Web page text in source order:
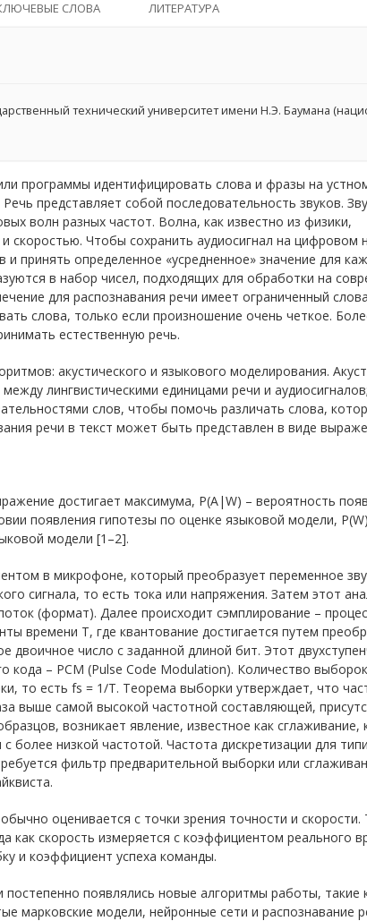
СЛОВА ЛИТЕРАТУРА
технический университет имени Н.Э. Баумана
программы идентифицировать слова и фразы на
представляет собой последовательность звуков.
волн разных частот. Волна, как известно из физики,
скоростью. Чтобы сохранить аудиосигнал на цифровом
принять определенное «усредненное» значение для
в набор чисел, подходящих для обработки на
для распознавания речи имеет ограниченный
слова, только если произношение очень четкое.
естественную речь.
акустического и языкового моделирования.
лингвистическими единицами речи и
слов, чтобы помочь различать слова,
речи в текст может быть представлен в виде
достигает максимума, P(A|W) – вероятность
появления гипотезы по оценке языковой модели,
модели [1–2].
в микрофоне, который преобразует переменное
сигнала, то есть тока или напряжения. Затем этот
(формат). Далее происходит сэмплирование –
времени T, где квантование достигается путем
число с заданной длиной бит. Этот
кода – PCM (Pulse Code Modulation). Количество
то есть fs = 1/T. Теорема выборки утверждает, что
выше самой высокой частотной составляющей,
возникает явление, известное как сглаживание,
более низкой частотой. Частота дискретизации для
фильтр предварительной выборки или
оценивается с точки зрения точности и скорости.
как скорость измеряется с коэффициентом реального
и коэффициент успеха команды.
появлялись новые алгоритмы работы, такие
марковские модели, нейронные сети и распознавание